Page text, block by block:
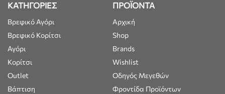
ΚΑΤΗΓΟΡΙΕΣ
Βρεφικό Αγόρι
Βρεφικό Κορίτσι
Αγόρι
Κορίτσι
Outlet
Βάπτιση
ΠΡΟΪΟΝΤΑ
Αρχική
Shop
Brands
Wishlist
Οδηγός Μεγεθών
Φροντίδα Προϊόντων